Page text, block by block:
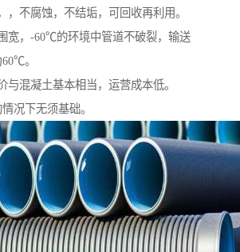
，不腐蚀，不结垢，可回收再利用。
宽，-60℃的环境中管道不破裂，输送
。
与混凝土基本相当，运营成本低。
况下无须基础。